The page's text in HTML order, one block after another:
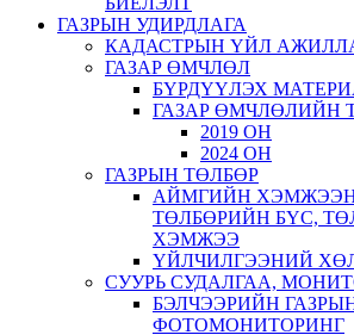
ГАЗРЫН УДИРДЛАГА
КАДАСТРЫН ҮЙЛ
ГАЗАР ӨМЧЛӨЛ
БҮРДҮҮЛЭХ
ГАЗАР ӨМЧЛӨЛИЙН
2019 ОН
2024 ОН
ГАЗРЫН ТӨЛБӨР
АЙМГИЙН
ТӨЛБӨРИЙН БҮС,
ХЭМЖЭЭ
ҮЙЛЧИЛГЭЭНИЙ
СУУРЬ СУДАЛГАА,
БЭЛЧЭЭРИЙН
ФОТОМОНИТОРИНГ